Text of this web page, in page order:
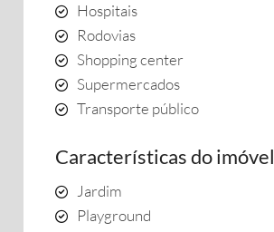
Hospitais
Rodovias
Shopping center
Supermercados
Transporte público
Características do imóvel
Jardim
Playground